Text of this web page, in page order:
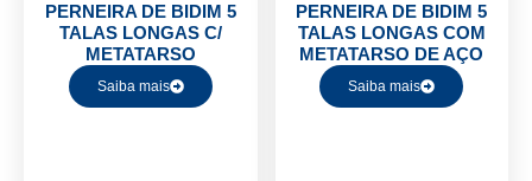
PERNEIRA DE BIDIM 5
TALAS LONGAS C/
METATARSO
Saiba mais
PERNEIRA DE BIDIM 5
TALAS LONGAS COM
METATARSO DE AÇO
Saiba mais